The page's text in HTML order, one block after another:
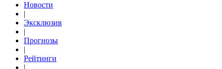
Новости
|
Эксклюзив
|
Прогнозы
|
Рейтинги
|